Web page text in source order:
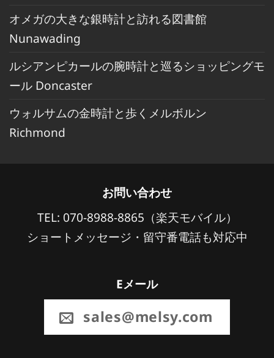
オメガの大きな銀時計と訪れる図書館
Nunawading
ルシアンピカールの腕時計と巡るショッピングモ
ール Doncaster
ウォルサムの金時計と歩くメルボルン
Richmond
お問い合わせ
TEL: 070-8988-8865（楽天モバイル）
ショートメッセージ・留守番電話も対応中
Eメール
sales@melsy.com